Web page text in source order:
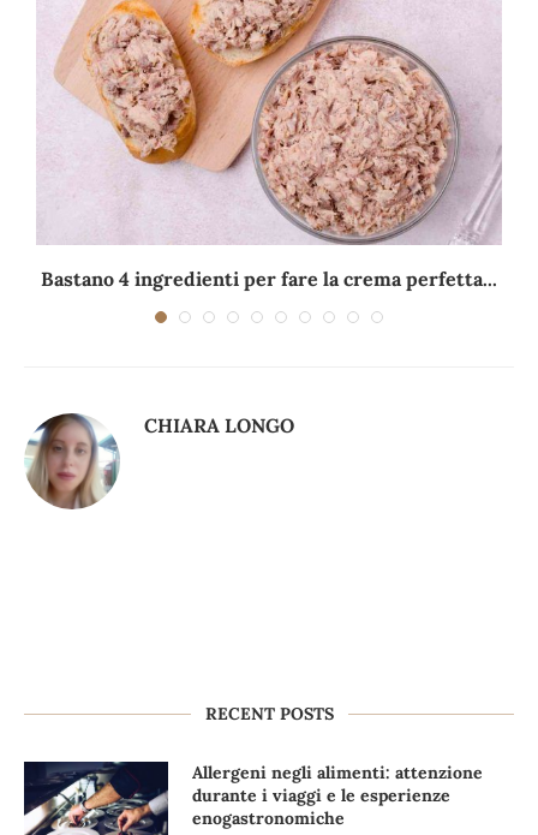
Bastano 4 ingredienti per fare la crema perfetta...
CHIARA LONGO
RECENT POSTS
Allergeni negli alimenti: attenzione
durante i viaggi e le esperienze
enogastronomiche